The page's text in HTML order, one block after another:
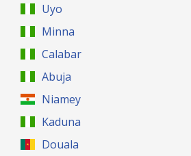
Uyo
Minna
Calabar
Abuja
Niamey
Kaduna
Douala